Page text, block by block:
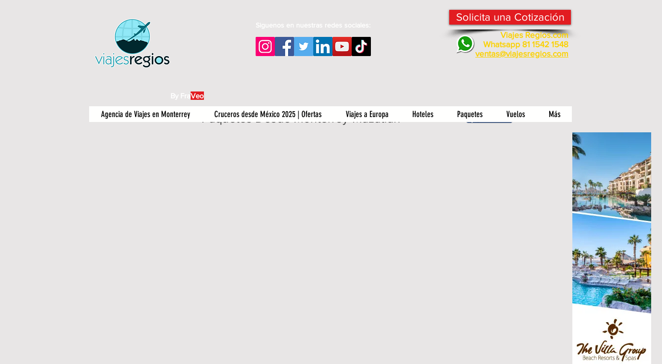
Solicita una Cotización
Viajes Regios.com
Whatsapp 81 1542 1548
ventas@viajesregios.com
Siguenos en nuestras redes sociales:
By FraVeo
Agencia de Viajes en Monterrey Cruceros desde México 2025 | Ofertas Viajes a Europa Hoteles Paquetes Vuelos Más
Paquetes Desde Monterrey-Mazatlán Compartir